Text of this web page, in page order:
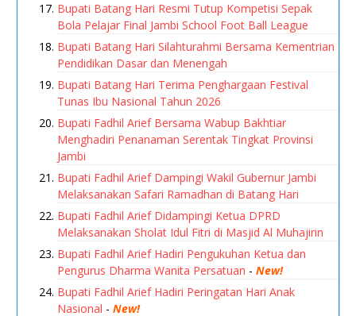
Bupati Batang Hari Resmi Tutup Kompetisi Sepak
Bola Pelajar Final Jambi School Foot Ball League
Bupati Batang Hari Silahturahmi Bersama Kementrian
Pendidikan Dasar dan Menengah
Bupati Batang Hari Terima Penghargaan Festival
Tunas Ibu Nasional Tahun 2026
Bupati Fadhil Arief Bersama Wabup Bakhtiar
Menghadiri Penanaman Serentak Tingkat Provinsi
Jambi
Bupati Fadhil Arief Dampingi Wakil Gubernur Jambi
Melaksanakan Safari Ramadhan di Batang Hari
Bupati Fadhil Arief Didampingi Ketua DPRD
Melaksanakan Sholat Idul Fitri di Masjid Al Muhajirin
Bupati Fadhil Arief Hadiri Pengukuhan Ketua dan
Pengurus Dharma Wanita Persatuan -New!
Bupati Fadhil Arief Hadiri Peringatan Hari Anak
Nasional -New!